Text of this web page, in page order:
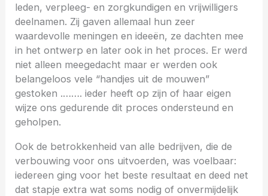
leden, verpleeg- en zorgkundigen en vrijwilligers
deelnamen. Zij gaven allemaal hun zeer
waardevolle meningen en ideeën, ze dachten mee
in het ontwerp en later ook in het proces. Er werd
niet alleen meegedacht maar er werden ook
belangeloos vele “handjes uit de mouwen”
gestoken .……. ieder heeft op zijn of haar eigen
wijze ons gedurende dit proces ondersteund en
geholpen.
Ook de betrokkenheid van alle bedrijven, die de
verbouwing voor ons uitvoerden, was voelbaar:
iedereen ging voor het beste resultaat en deed net
dat stapje extra wat soms nodig of onvermijdelijk